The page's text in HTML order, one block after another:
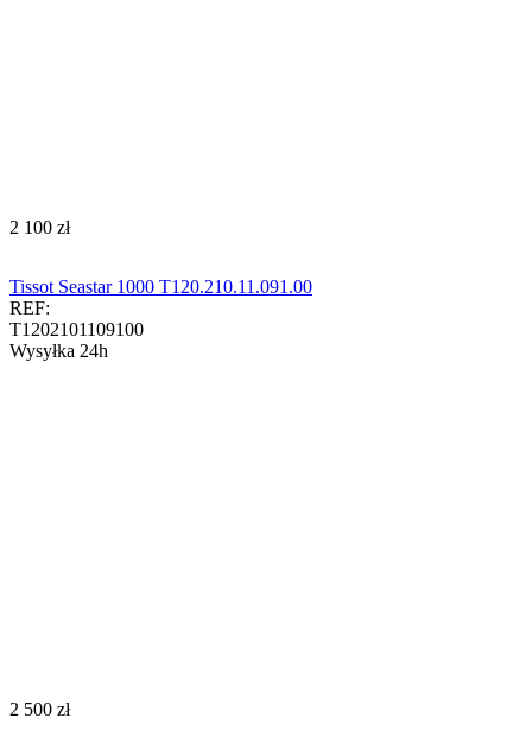
‍2 100‍ zł
Tissot Seastar 1000 T120.210.11.091.00
REF:
T1202101109100
Wysyłka 24h
‍2 500‍ zł